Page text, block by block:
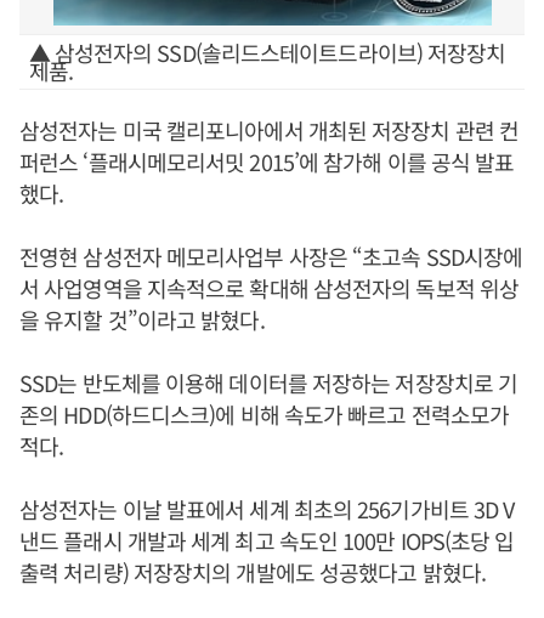
▲ 삼성전자의 SSD(솔리드스테이트드라이브) 저장장치
제품.
삼성전자는 미국 캘리포니아에서 개최된 저장장치 관련 컨
퍼런스 ‘플래시메모리서밋 2015’에 참가해 이를 공식 발표
했다.
전영현 삼성전자 메모리사업부 사장은 “초고속 SSD시장에
서 사업영역을 지속적으로 확대해 삼성전자의 독보적 위상
을 유지할 것”이라고 밝혔다.
SSD는 반도체를 이용해 데이터를 저장하는 저장장치로 기
존의 HDD(하드디스크)에 비해 속도가 빠르고 전력소모가
적다.
삼성전자는 이날 발표에서 세계 최초의 256기가비트 3D V
낸드 플래시 개발과 세계 최고 속도인 100만 IOPS(초당 입
출력 처리량) 저장장치의 개발에도 성공했다고 밝혔다.